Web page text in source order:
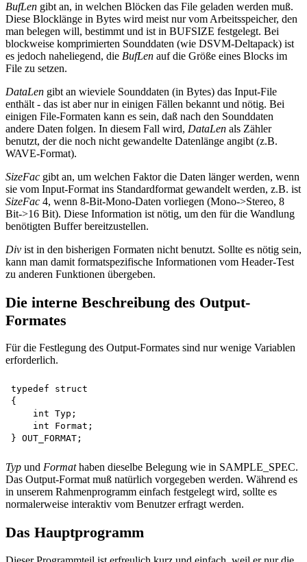
BufLen gibt an, in welchen Blöcken das File geladen werden muß.
Diese Blocklänge in Bytes wird meist nur vom Arbeitsspeicher, den
man belegen will, bestimmt und ist in BUFSIZE festgelegt. Bei
blockweise komprimierten Sounddaten (wie DSVM-Deltapack) ist
es jedoch naheliegend, die BufLen auf die Größe eines Blocks im
File zu setzen.
DataLen gibt an wieviele Sounddaten (in Bytes) das Input-File
enthält - das ist aber nur in einigen Fällen bekannt und nötig. Bei
einigen File-Formaten kann es sein, daß nach den Sounddaten
andere Daten folgen. In diesem Fall wird, DataLen als Zähler
benutzt, der die noch nicht gewandelte Datenlänge angibt (z.B.
WAVE-Format).
SizeFac gibt an, um welchen Faktor die Daten länger werden, wenn
sie vom Input-Format ins Standardformat gewandelt werden, z.B. ist
SizeFac 4, wenn 8-Bit-Mono-Daten vorliegen (Mono->Stereo, 8
Bit->16 Bit). Diese Information ist nötig, um den für die Wandlung
benötigten Buffer bereitzustellen.
Div ist in den bisherigen Formaten nicht benutzt. Sollte es nötig sein,
kann man damit formatspezifische Informationen vom Header-Test
zu anderen Funktionen übergeben.
Die interne Beschreibung des Output-
Formates
Für die Festlegung des Output-Formates sind nur wenige Variablen
erforderlich.
typedef struct
{
    int Typ;
    int Format;
Typ und Formathaben dieselbe Belegung wie in SAMPLE_SPEC.
Das Output-Format muß natürlich vorgegeben werden. Während es
in unserem Rahmenprogramm einfach festgelegt wird, sollte es
normalerweise interaktiv vom Benutzer erfragt werden.
Das Hauptprogramm